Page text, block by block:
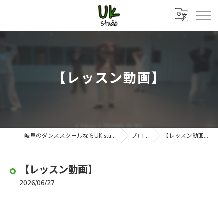
【レッスン動画】
岐阜のダンススクールならUK studio ブログ 【レッスン動画】
【レッスン動画】
2026/06/27